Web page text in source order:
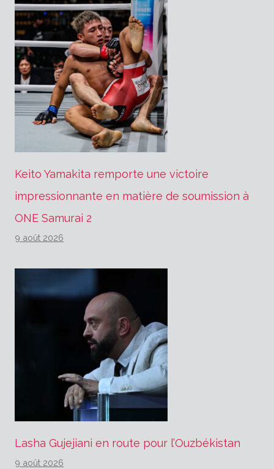
Keito Yamakita remporte une victoire
impressionnante en matière de soumission à
ONE Samurai 2
9 août 2026
Lasha Gujejiani en route pour l’Ouzbékistan
9 août 2026